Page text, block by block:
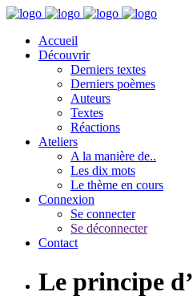
Accueil
Découvrir
Derniers textes
Derniers poèmes
Auteurs
Textes
Réactions
Ateliers
A la manière de..
Les dix mots
Le thème en cours
Connexion
Se connecter
Se déconnecter
Contact
Le principe